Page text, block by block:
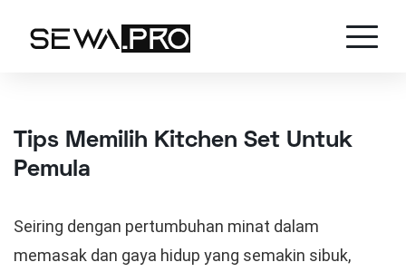
Tips Memilih Kitchen Set Untuk
Pemula
Seiring dengan pertumbuhan minat dalam
memasak dan gaya hidup yang semakin sibuk,